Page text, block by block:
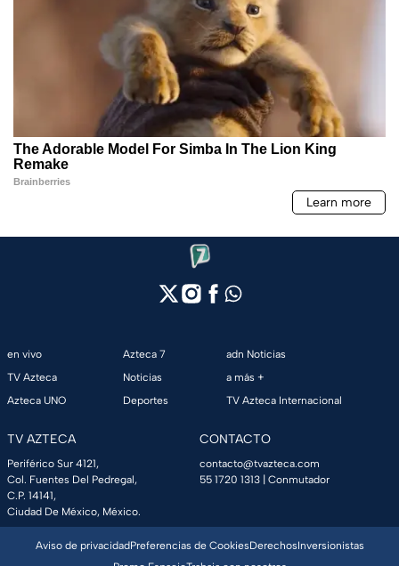
en vivo
TV Azteca
Azteca UNO
Azteca 7
Noticias
Deportes
adn Noticias
a más +
TV Azteca Internacional
TV AZTECA
Periférico Sur 4121,
Col. Fuentes Del Pedregal,
C.P. 14141,
Ciudad De México, México.
CONTACTO
contacto@tvazteca.com
55 1720 1313 | Conmutador
Aviso de privacidadPreferencias de CookiesDerechosInversionistas